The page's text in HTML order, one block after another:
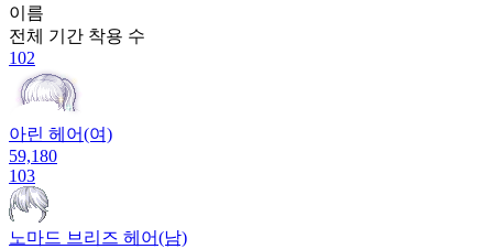
이름
전체 기간 착용 수
102
아린 헤어(여)
59,180
103
노마드 브리즈 헤어(남)